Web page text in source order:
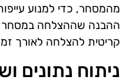
מהמסחר, כדי למנוע
ההבנה שההצלחה במסחר
קריטית להצלחה לאורך
ניתוח נתונים